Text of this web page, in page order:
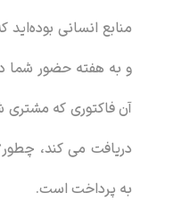
منابع انسانی
و به هفته حضور شما
آن فاکتوری که
دریافت می کند،
به پرداخت است.